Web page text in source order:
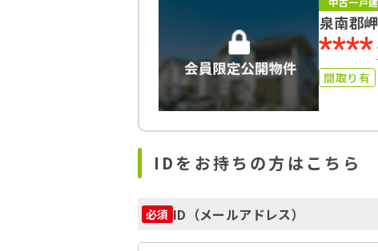
泉南郡
****
間取り有
IDをお持ちの方はこちら
必須 ID（メールアドレス）